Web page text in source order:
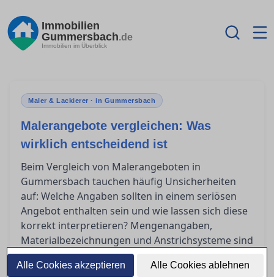
Alle Cookies akzeptieren Alle Cookies ablehnen
Immobilien
Gummersbach.de
Immobilien im Überblick
Maler & Lackierer · in Gummersbach
Malerangebote vergleichen: Was
wirklich entscheidend ist
Beim Vergleich von Malerangeboten in
Gummersbach tauchen häufig Unsicherheiten
auf: Welche Angaben sollten in einem seriösen
Angebot enthalten sein und wie lassen sich diese
korrekt interpretieren? Mengenangaben,
Materialbezeichnungen und Anstrichsysteme sind
hierbei entscheidende Kriterien. In diesem
Ratgeber erfahren Sie, worauf Sie achten müssen,